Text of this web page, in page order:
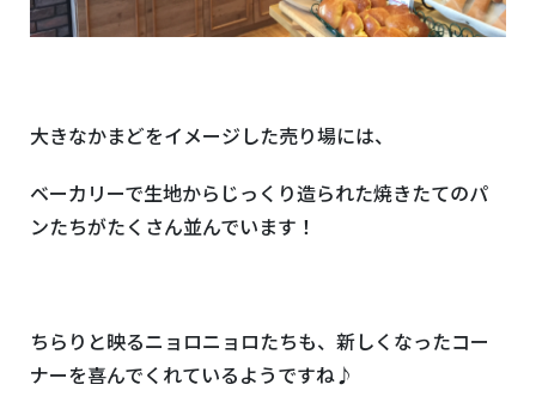
大きなかまどをイメージした売り場には、
ベーカリーで生地からじっくり造られた焼きたてのパ
ンたちがたくさん並んでいます！
ちらりと映るニョロニョロたちも、新しくなったコー
ナーを喜んでくれているようですね♪